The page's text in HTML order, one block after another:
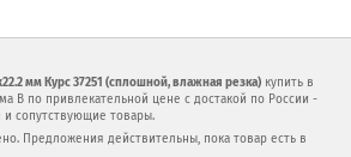
мм Курс 37251 (сплошной, влажная резка) купить в
В по привлекательной цене с достакой по России -
и сопутствующие товары.
Предложения действительны, пока товар есть в